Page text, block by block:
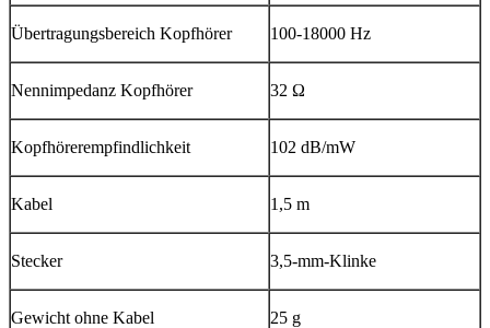
Übertragungsbereich Kopfhörer 100-18000 Hz
Nennimpedanz Kopfhörer 32 Ω
Kopfhörerempfindlichkeit 102 dB/mW
Kabel 1,5 m
Stecker 3,5-mm-Klinke
Gewicht ohne Kabel 25 g